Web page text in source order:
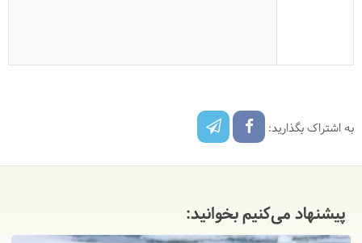
به اشتراک بگذارید:
پیشنهاد می‌کنیم بخوانید: